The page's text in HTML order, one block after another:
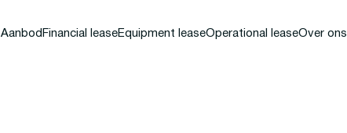
Aanbod Financial leaseEquipment leaseOperational leaseOver ons